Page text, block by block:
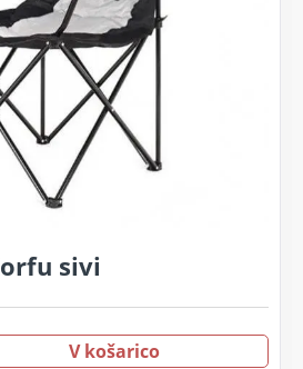
sivi
V košarico